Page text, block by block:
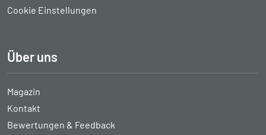
Cookie Einstellungen
Über uns
Magazin
Kontakt
Bewertungen & Feedback